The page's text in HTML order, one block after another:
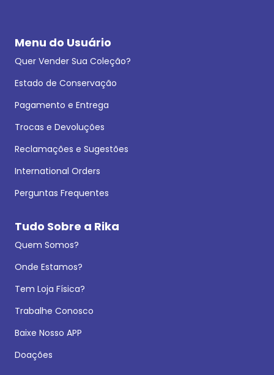
Menu do Usuário
Quer Vender Sua Coleção?
Estado de Conservação
Pagamento e Entrega
Trocas e Devoluções
Reclamações e Sugestões
International Orders
Perguntas Frequentes
Tudo Sobre a Rika
Quem Somos?
Onde Estamos?
Tem Loja Física?
Trabalhe Conosco
Baixe Nosso APP
Doações